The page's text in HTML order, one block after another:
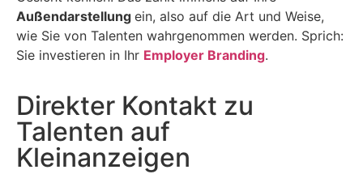
Außendarstellung ein, also auf die Art und Weise,
wie Sie von Talenten wahrgenommen werden. Sprich:
Sie investieren in Ihr Employer Branding.
Direkter Kontakt zu
Talenten auf
Kleinanzeigen